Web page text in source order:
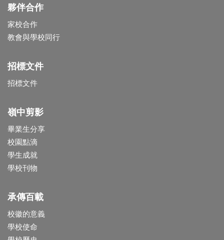
夥伴合作
家校合作
教會與學校同行
招標文件
招標文件
嶺中剪影
畢業生分享
校園點滴
學生成就
學校刊物
承傳百載
校徽的意義
學校使命